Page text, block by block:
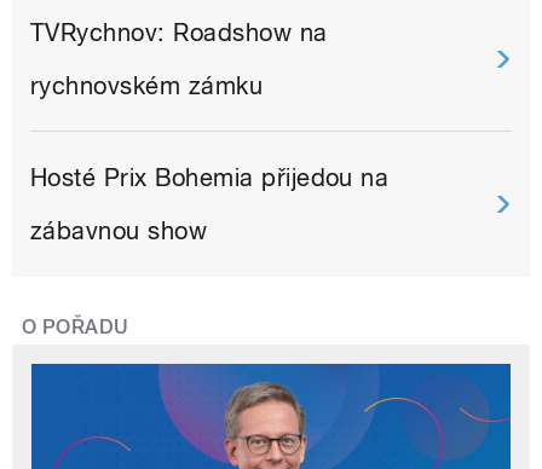
TVRychnov: Roadshow na
rychnovském zámku
Hosté Prix Bohemia přijedou na
zábavnou show
O POŘADU